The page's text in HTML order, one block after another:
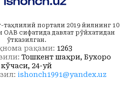
таҳлилий портали 2019 йилнинг 10
ОАВ сифатида давлат рўйхатидан
ўтказилган.
рақами: 1263
Тошкент шаҳри, Бухоро
кўчаси, 24-уй
ishonch1991@yandex.uz